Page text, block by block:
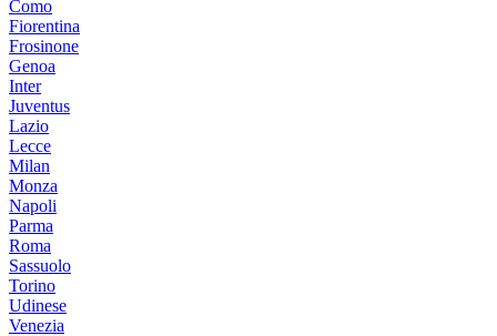
Como
Fiorentina
Frosinone
Genoa
Inter
Juventus
Lazio
Lecce
Milan
Monza
Napoli
Parma
Roma
Sassuolo
Torino
Udinese
Venezia